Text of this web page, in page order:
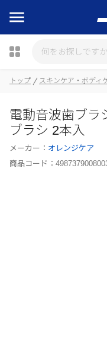
トップ スキンケア・ボディ
電動音波歯ブラ
ブラシ 2本入
メーカー： オレンジケア
商品コード：